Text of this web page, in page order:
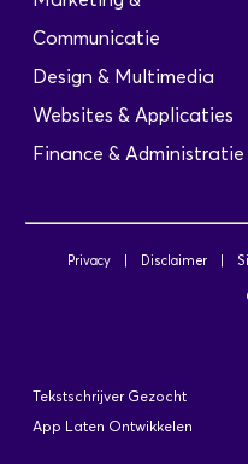
en zin om goed te
resultaten? Voor een
gevelbepleistering
isolatiewerken op
genereren Afspraken
Commercieel
Vlaanderen (op
Communicatie
Design & Multimedia
Websites & Applicaties
Finance & Administratie
Privacy Disclaimer
Tekstschrijver Gezocht
App Laten Ontwikkelen